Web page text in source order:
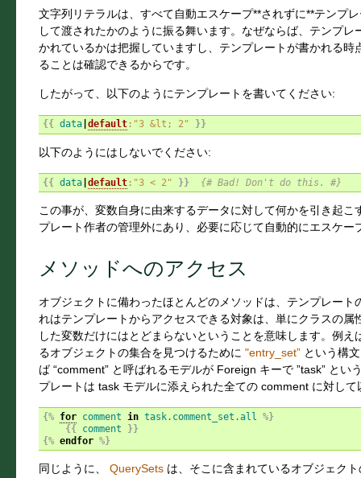
文字列リテラルは、すべて自動エスケープ**されずに**テンプ
して渡されたかのように振る舞います。なぜならば、テンプ
かれているかは把握していますし、テンプレートが書かれる
ることは確認できるからです。
したがって、以下のようにテンプレートを書いてください:
{{ data| default:"3 &lt; 2" }}
以下のようにはしないでください:
{{ data| default:"3 < 2" }} {# Bad! Don't do this. #}
この事が、変数自身に由来するデータに対して何かを引き起
プレート作者の管理外にあり、必要に応じて自動的にエスケー
メソッドへのアクセス
オブジェクトに備わったほとんどのメソッドは、テンプレー
れはテンプレートからアクセスできる対象は、単にクラスの
した変数だけにはとどまらないということを意味します。例
るオブジェクトの集合を見つけるために "entry_set” という構
ば “comment” と呼ばれるモデルが Foreign キーで ”task” と
プレートは task モデルに添えられた全ての comment に対し
{% for comment in task.comment_set.all %}
{{
comment
}}
{% endfor %}
同じように、 QuerySets は、そこに含まれているオブジェク